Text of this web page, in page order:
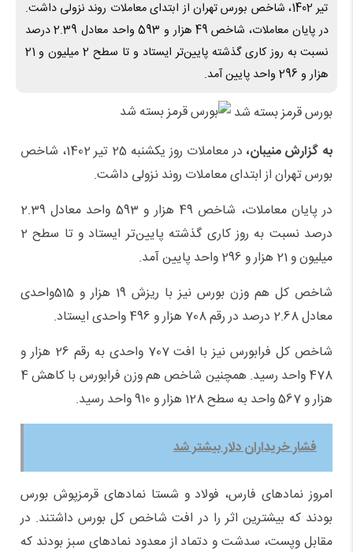
تیر 1402، شاخص بورس تهران از ابتدای معاملات روند نزولی داشت.
در پایان معاملات، شاخص 49 هزار و 593 واحد معادل 2.39 درصد
نسبت به روز کاری گذشته پایین‌تر ایستاد و تا سطح 2 میلیون و 21
هزار و 296 واحد پایین آمد.
بورس قرمز بسته شد
به گزارش منیبان،
در معاملات روز یکشنبه 25 تیر 1402، شاخص
بورس تهران از ابتدای معاملات روند نزولی داشت.
در پایان معاملات، شاخص 49 هزار و 593 واحد معادل 2.39
درصد نسبت به روز کاری گذشته پایین‌تر ایستاد و تا سطح 2
میلیون و 21 هزار و 296 واحد پایین آمد.
شاخص کل هم وزن بورس نیز با ریزش 19 هزار و 515واحدی
معادل 2.68 درصد در رقم 708 هزار و 496 واحدی ایستاد.
شاخص کل فرابورس نیز با افت 707 واحدی به رقم 26 هزار و
478 واحد رسید. همچنین شاخص هم وزن فرابورس با کاهش 4
هزار و 567 واحد به سطح 128 هزار و 910 واحد رسید.
فشار خریداران دلار بیشتر شد
امروز نمادهای فارس، فولاد و شستا نمادهای قرمزپوش بورس
بودند که بیشترین اثر را در افت شاخص کل بورس داشتند. در
مقابل وپست، سدشت و دتماد از معدود نمادهای سبز بودند که